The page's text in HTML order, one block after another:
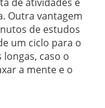
Outra vantagem
de estudos
um ciclo para o
caso o
a mente e o